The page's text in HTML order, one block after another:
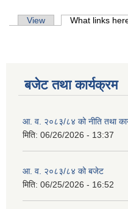
Primary tabs
View What links
बजेट तथा कार्यक्रम
आ. व. २०८३/८४ को नीति तथा
मिति: 06/26/2026 - 13:37
आ. व. २०८३/८४ को बजेट
मिति: 06/25/2026 - 16:52